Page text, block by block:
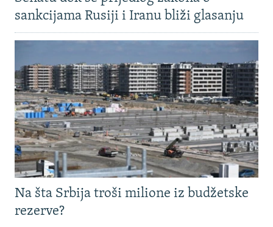
sankcijama Rusiji i Iranu bliži glasanju
Na šta Srbija troši milione iz budžetske
rezerve?